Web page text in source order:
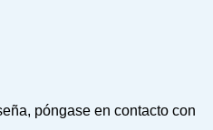
póngase en contacto con